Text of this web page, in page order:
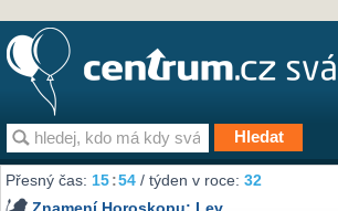
Přesný čas:15:54 / týden v roce:32